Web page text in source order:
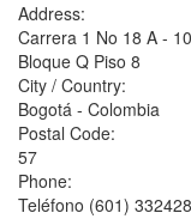
Address:
Carrera 1 No 18 A - 10
Bloque Q Piso 8
City / Country:
Bogotá - Colombia
Postal Code:
57
Phone:
Teléfono (601)